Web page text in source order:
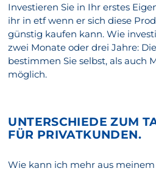
Investieren Sie in Ihr erstes
ihr in etf wenn er sich diese
günstig kaufen kann. Wie
zwei Monate oder drei Jahre:
bestimmen Sie selbst, als auch
möglich.
UNTERSCHIEDE ZUM
FÜR PRIVATKUNDEN.
Wie kann ich mehr aus